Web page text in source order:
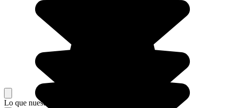
Lo que nuestros viajeros piensan de su estancia